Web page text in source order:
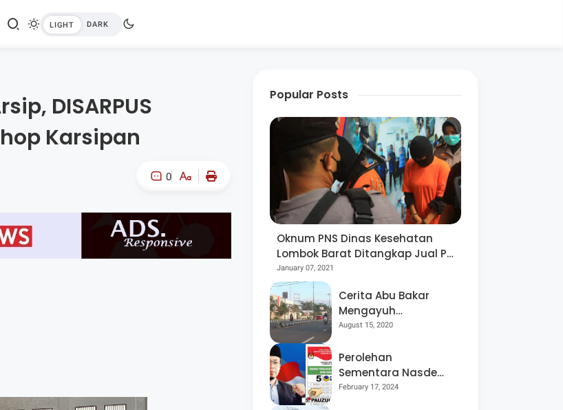
DISARPUS
Karsipan
0
A-
Popular Posts
Oknum PNS Dinas Kesehatan
Lombok Barat Ditangkap Jual Pil
Ekstasi
January 07, 2021
Cerita Abu Bakar
Mengayuh
Sepedanya Selama
Menggelorakan
Kemerdekaan
August 15, 2020
Perolehan
Sementara Nasdem
Lobar Tertinggi,
February 17, 2024